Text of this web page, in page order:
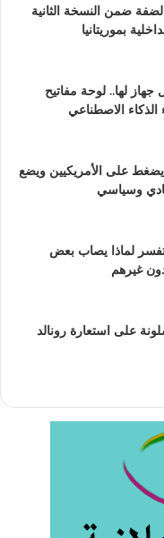
ضمن النسخة الثانية
بموريتانيا
لها.. لوحة مفاتيح
الاصطناعي
يضغط على الأمريكيين ويضع
وسياسي
تفسر لماذا يصاب بعض
غيرهم
على استعارة رونالد